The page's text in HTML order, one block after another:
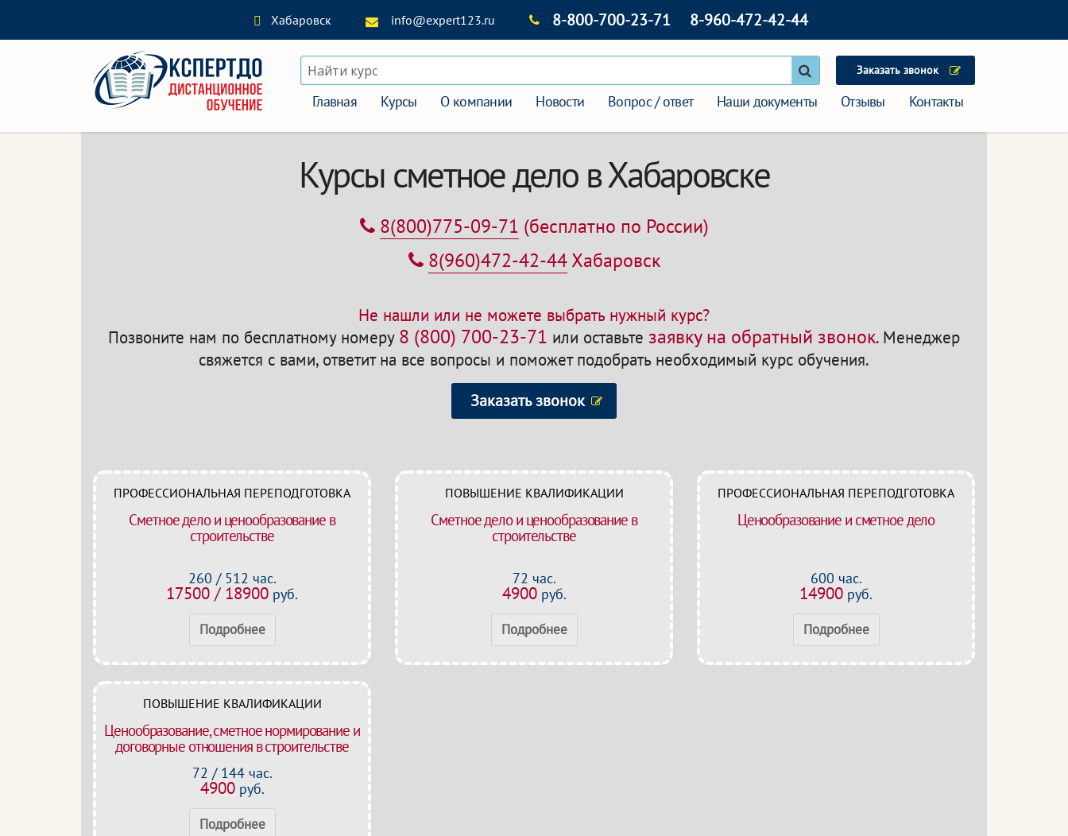
Хабаровск info@expert123.ru 8-800-700-23-71 8-960-472-42-44
Найти курс Заказать звонок
Главная Курсы О компании Новости Вопрос / ответ Наши документы Отзывы Контакты
Курсы сметное дело в Хабаровске
8(800)775-09-71 (бесплатно по России)
8(960)472-42-44Хабаровск
Не нашли или не можете выбрать нужный курс?
Позвоните нам по бесплатному номеру 8 (800) 700-23-71 или оставьте заявку на обратный звонок.Менеджер
свяжется с вами, ответит на все вопросы и поможет подобрать необходимый курс обучения.
Заказать звонок
ПРОФЕССИОНАЛЬНАЯ ПЕРЕПОДГОТОВКА
Сметное дело и ценообразование в
строительстве
260 / 512 час.
17500 / 18900 руб.
Подробнее
ПОВЫШЕНИЕ КВАЛИФИКАЦИИ
Сметное дело и ценообразование в
строительстве
72 час.
4900руб.
Подробнее
ПРОФЕССИОНАЛЬНАЯ ПЕРЕПОДГОТОВКА
Ценообразование и сметное дело
600 час.
14900 руб.
Подробнее
ПОВЫШЕНИЕ КВАЛИФИКАЦИИ
Ценообразование, сметное нормирование и
договорные отношения в строительстве
72 / 144 час.
4900руб.
Подробнее